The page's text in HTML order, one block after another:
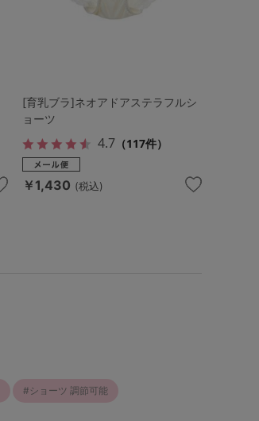
[育乳ブラ]ネオアドアステラフルシ
ョーツ
4.7 （117件）
￥1,430 (税込)
ショーツ 調節可能